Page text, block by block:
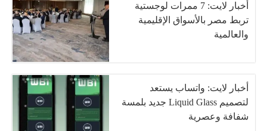
أخبار لايت: 7 ممرات لوجستية
تربط مصر بالأسواق الإقليمية
والعالمية
أخبار لايت: واتساب يستعد
لتصميم Liquid Glass جديد بلمسة
شفافة وعصرية